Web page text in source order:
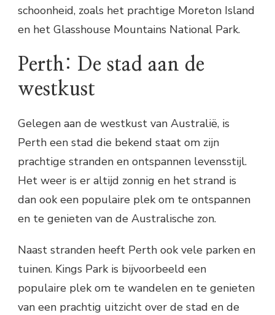
schoonheid, zoals het prachtige Moreton Island
en het Glasshouse Mountains National Park.
Perth: De stad aan de
westkust
Gelegen aan de westkust van Australië, is
Perth een stad die bekend staat om zijn
prachtige stranden en ontspannen levensstijl.
Het weer is er altijd zonnig en het strand is
dan ook een populaire plek om te ontspannen
en te genieten van de Australische zon.
Naast stranden heeft Perth ook vele parken en
tuinen. Kings Park is bijvoorbeeld een
populaire plek om te wandelen en te genieten
van een prachtig uitzicht over de stad en de